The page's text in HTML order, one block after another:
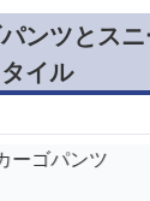
ンツとス
イル